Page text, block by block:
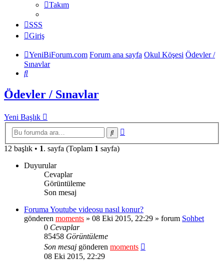
Takım
SSS
Giriş
YeniBiForum.com Forum ana sayfa Okul Köşesi Ödevler /
Sınavlar
Ara
Ödevler / Sınavlar
Yeni Başlık
Ara
12 başlık • 1. sayfa (Toplam 1 sayfa)
Duyurular
Cevaplar
Görüntüleme
Son mesaj
Foruma Youtube videosu nasıl konur?
gönderen moments » 08 Eki 2015, 22:29 » forum Sohbet
0 Cevaplar
85458 Görüntüleme
Son mesaj gönderen moments
08 Eki 2015, 22:29